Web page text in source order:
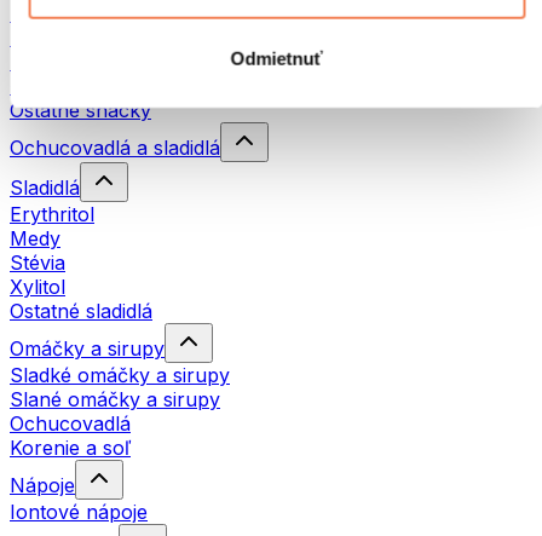
Odmietnuť
Proteínové cookies
Energetické tyčinky & Flapjacky
Ostatné snacky
Ochucovadlá a sladidlá
Sladidlá
Erythritol
Medy
Stévia
Xylitol
Ostatné sladidlá
Omáčky a sirupy
Sladké omáčky a sirupy
Slané omáčky a sirupy
Ochucovadlá
Korenie a soľ
Nápoje
Iontové nápoje